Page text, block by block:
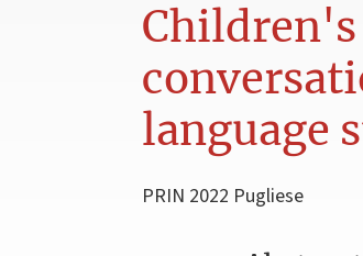
language
PRIN 2022 Pugliese